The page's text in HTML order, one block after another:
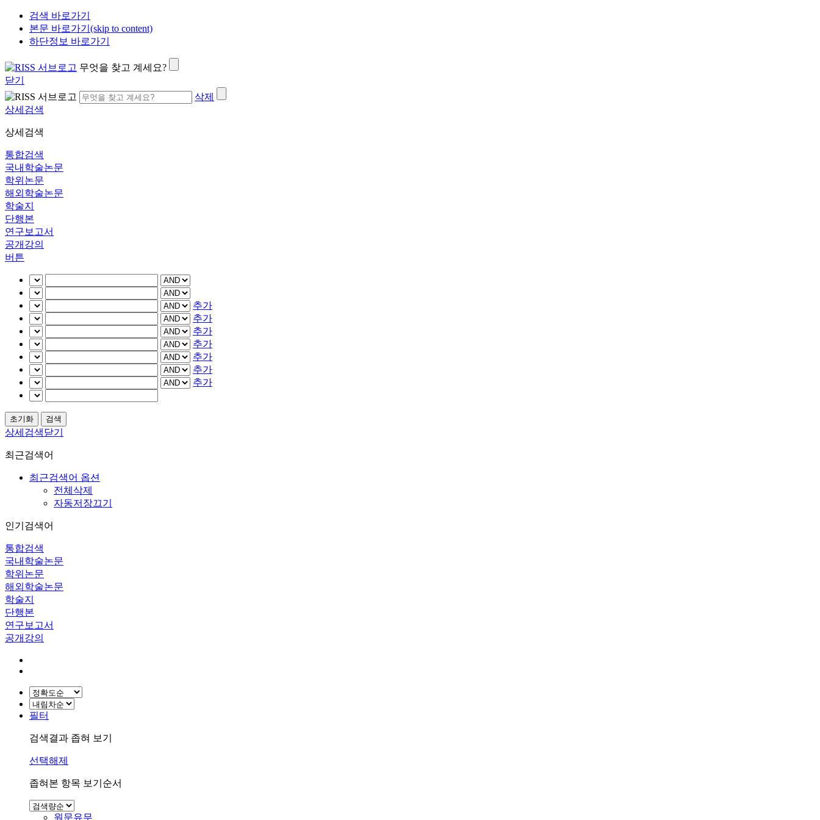
검색 바로가기
본문 바로가기(skip to content)
하단정보 바로가기
무엇을 찾고 계세요?
닫기
삭제
상세검색
상세검색
통합검색
국내학술논문
학위논문
해외학술논문
학술지
단행본
연구보고서
공개강의
버튼
추가
추가
추가
추가
추가
추가
추가
상세검색닫기
최근검색어
최근검색어 옵션
전체삭제
자동저장끄기
인기검색어
통합검색
국내학술논문
학위논문
해외학술논문
학술지
단행본
연구보고서
공개강의
필터
검색결과 좁혀 보기
선택해제
좁혀본 항목 보기순서
원문유무